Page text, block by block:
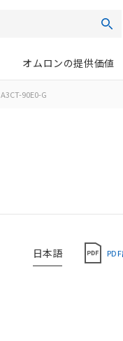
オムロンの提供価値
A3CT-90E0-G
日本語